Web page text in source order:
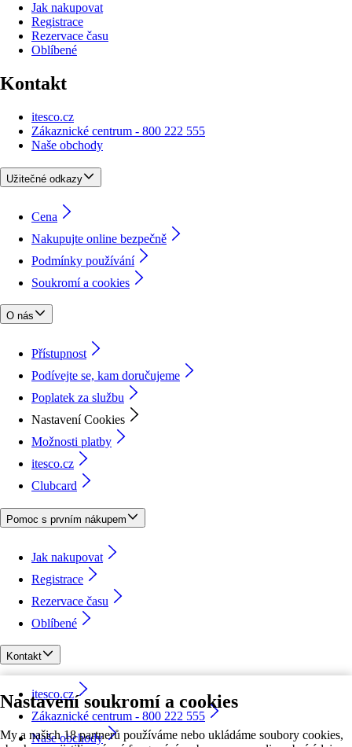
Nastavení soukromí a cookies
My a našich 18 partnerů používáme nebo ukládáme soubory cookies,
Jak nakupovat
Registrace
Rezervace času
Oblíbené
Kontakt
itesco.cz
Zákaznické centrum - 800 222 555
Naše obchody
Užitečné odkazy
Cena
Nakupujte online bezpečně
Podmínky používání
Soukromí a cookies
O nás
Přístupnost
Podívejte se, kam doručujeme
Poplatek za službu
Nastavení Cookies
Možnosti platby
itesco.cz
Clubcard
Pomoc s prvním nákupem
Jak nakupovat
Registrace
Rezervace času
Oblíbené
Kontakt
itesco.cz
Zákaznické centrum - 800 222 555
Naše obchody